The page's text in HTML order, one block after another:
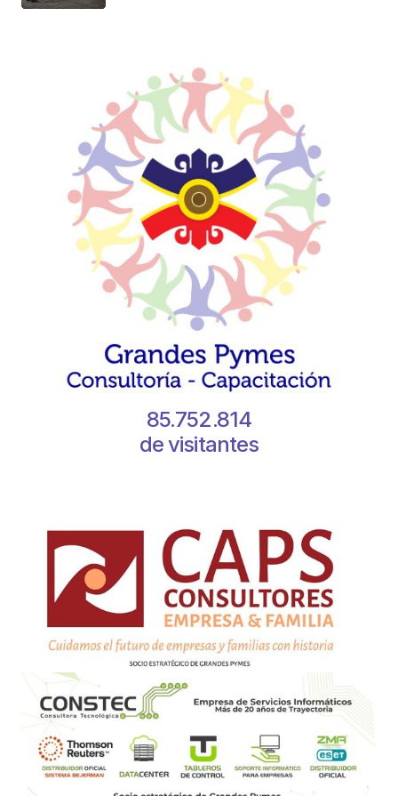
85.752.814
de visitantes